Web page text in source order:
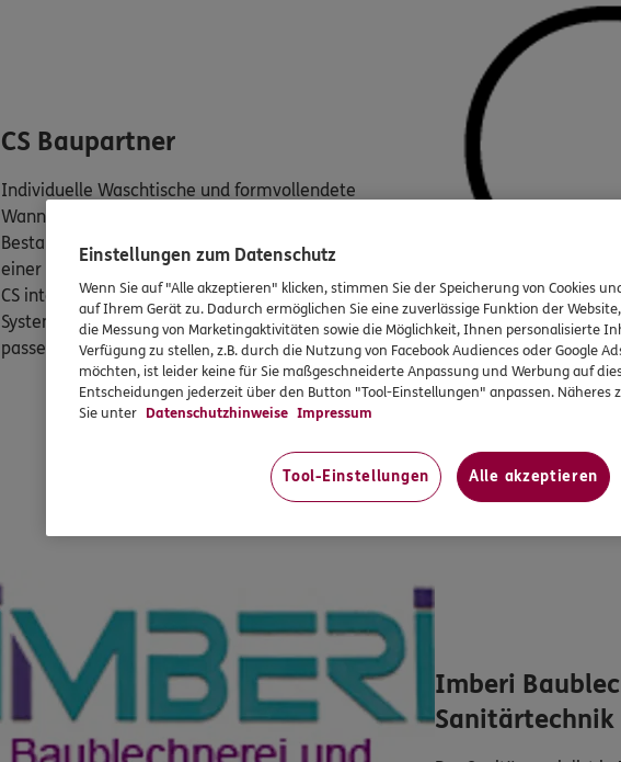
CS Baupartner
Individuelle Waschtische und formvollendete
Wanneneinfassungen gehören ebenso zum festen
Bestandteil einer Badplanung wie die praktischen Aspekte
einer boden-ebenen Duschlösung.
CS integriert für Sie auch Ihre Sound-, TV- oder Mobilen-
Systeme stilgerecht in den Raum und konzipiert dazu
passende Lichtlösungen.
Imberi
Sanitärtechnik
Einstellungen zum Datenschutz
Wenn Sie auf "Alle akzeptieren" klicken, stimmen Sie der Speicherung von Cookies
auf Ihrem Gerät zu. Dadurch ermöglichen Sie eine zuverlässige Funktion der
die Messung von Marketingaktivitäten sowie die Möglichkeit, Ihnen personalisierte
Verfügung zu stellen, z.B. durch die Nutzung von Facebook Audiences oder Google
möchten, ist leider keine für Sie maßgeschneiderte Anpassung und Werbung auf
Entscheidungen jederzeit über den Button "Tool-Einstellungen" anpassen. Näheres
Sie unter Datenschutzhinweise Impressum
Tool-Einstellungen Alle akzeptieren